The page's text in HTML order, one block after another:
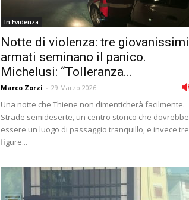
In Evidenza
Notte di violenza: tre giovanissimi
armati seminano il panico.
Michelusi: “Tolleranza...
Marco Zorzi - 29 Marzo 2026
Una notte che Thiene non dimenticherà facilmente.
Strade semideserte, un centro storico che dovrebbe
essere un luogo di passaggio tranquillo, e invece tre
figure...